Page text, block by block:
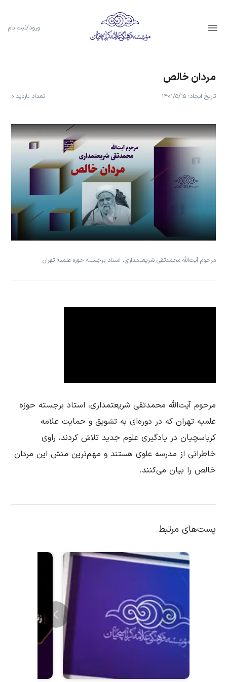
ورود/ثبت نام
مردان خالص
تاریخ ایجاد: ۱۴۰۱/۵/۱۵ تعداد بازدید:۰
مرحوم آیت‌الله محمدتقی شریعتمداری، استاد برجسته حوزه علمیه تهران
مرحوم آیت‌الله محمدتقی شریعتمداری، استاد برجسته حوزه
علمیه تهران که در دوره‌ای به تشویق و حمایت علامه
کرباسچیان در یادگیری علوم جدید تلاش کردند، راوی
خاطراتی از مدرسه علوی هستند و مهم‌ترین منش این مردان
خالص را بیان می‌کنند.
پست‌های مرتبط